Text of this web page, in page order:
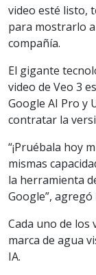
video esté listo,
para mostrarlo
compañía.
El gigante
video de Veo 3
Google AI Pro y
contratar la
“¡Pruébala hoy
mismas
la herramienta
Google”, agregó
Cada uno de los
marca de agua
IA.